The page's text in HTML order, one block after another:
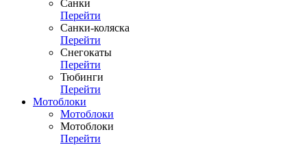
Санки
Перейти
Санки-коляска
Перейти
Снегокаты
Перейти
Тюбинги
Перейти
Мотоблоки
Мотоблоки
Мотоблоки
Перейти